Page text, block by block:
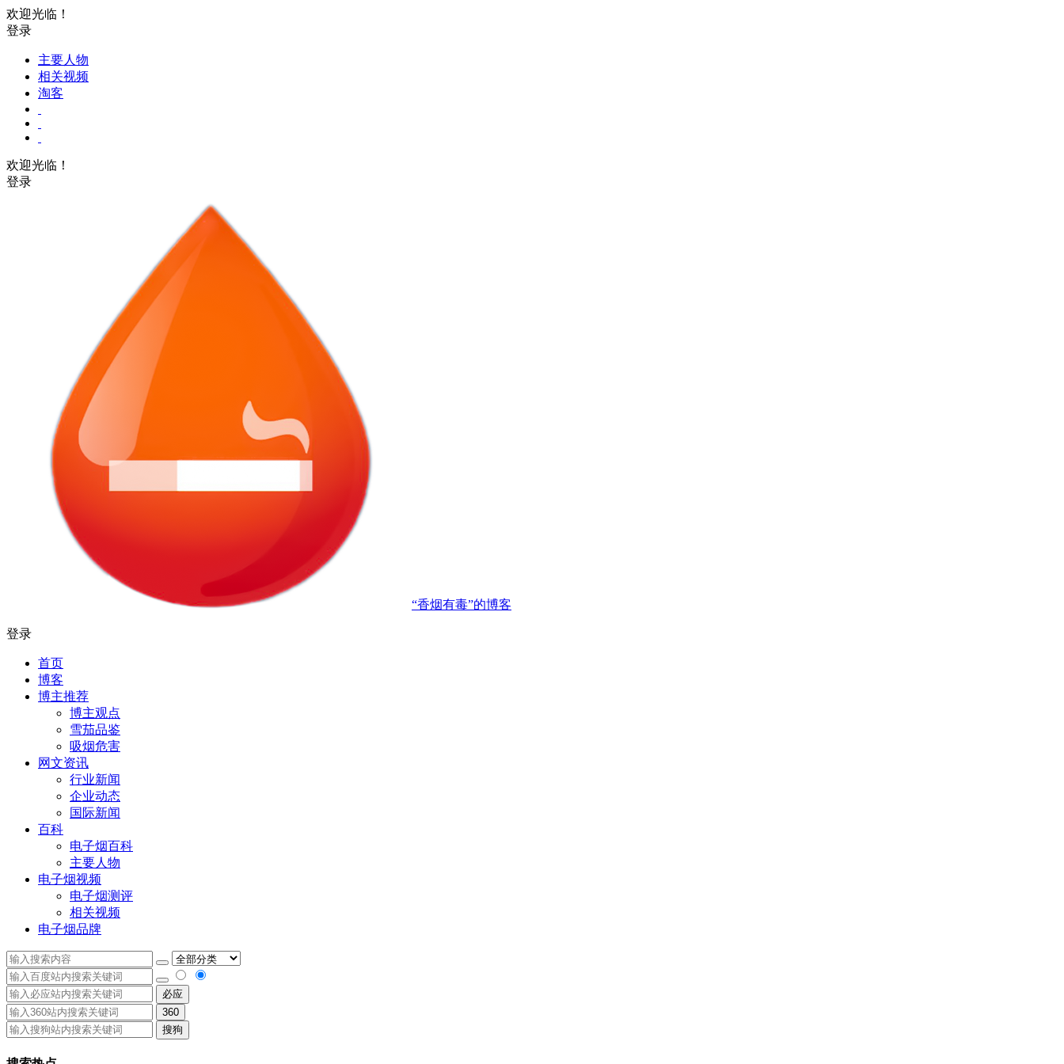
欢迎光临！
登录
主要人物
相关视频
淘客
欢迎光临！
登录
“香烟有毒”的博客
登录
首页
博客
博主推荐
博主观点
雪茄品鉴
吸烟危害
网文资讯
行业新闻
企业动态
国际新闻
百科
电子烟百科
主要人物
电子烟视频
电子烟测评
相关视频
电子烟品牌
必应
360
搜狗